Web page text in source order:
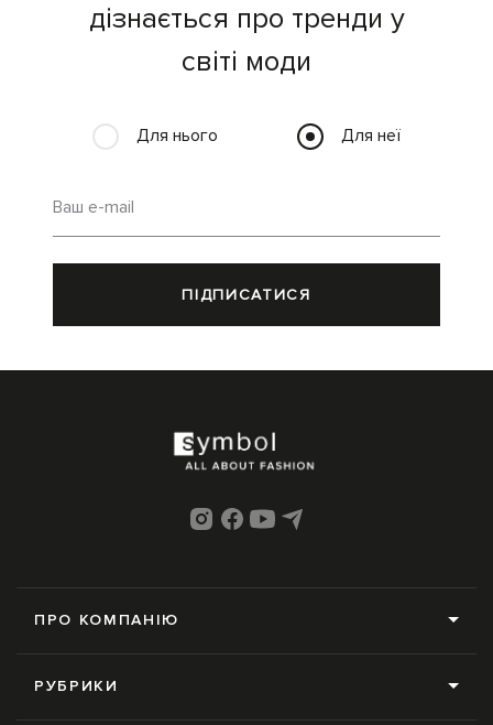
дізнається про тренди у
світі моди
Для нього Для неї
Ваш e-mail
ПІДПИСАТИСЯ
ПРО КОМПАНІЮ
РУБРИКИ